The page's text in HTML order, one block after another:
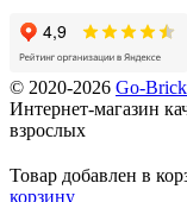
© 2020-2026 Go-
Интернет-магазин
взрослых
Товар добавлен в
корзину